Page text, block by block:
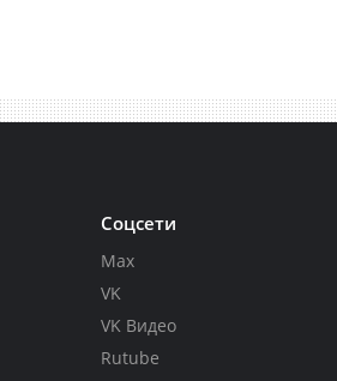
Соцсети
Max
VK
VK Видео
Rutube